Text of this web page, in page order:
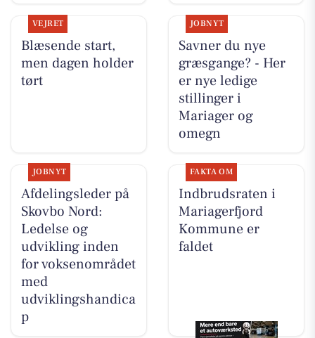
VEJRET
Blæsende start,
men dagen holder
tørt
JOBNYT
Savner du nye
græsgange? - Her
er nye ledige
stillinger i
Mariager og
omegn
JOBNYT
Afdelingsleder på
Skovbo Nord:
Ledelse og
udvikling inden
for voksenområdet
med
udviklingshandica
p
FAKTA OM
Indbrudsraten i
Mariagerfjord
Kommune er
faldet